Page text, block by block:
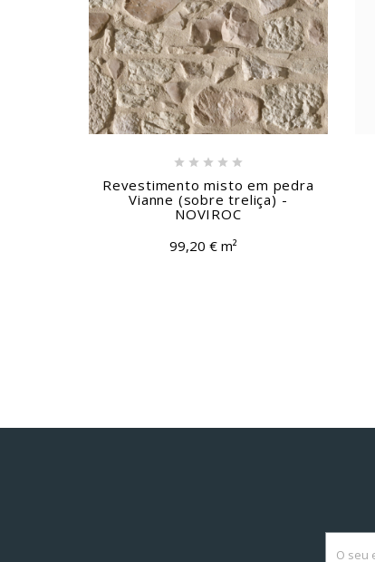
    
Revestimento misto em pedra
Vianne (sobre treliça) -
NOVIROC
99,20 € m²